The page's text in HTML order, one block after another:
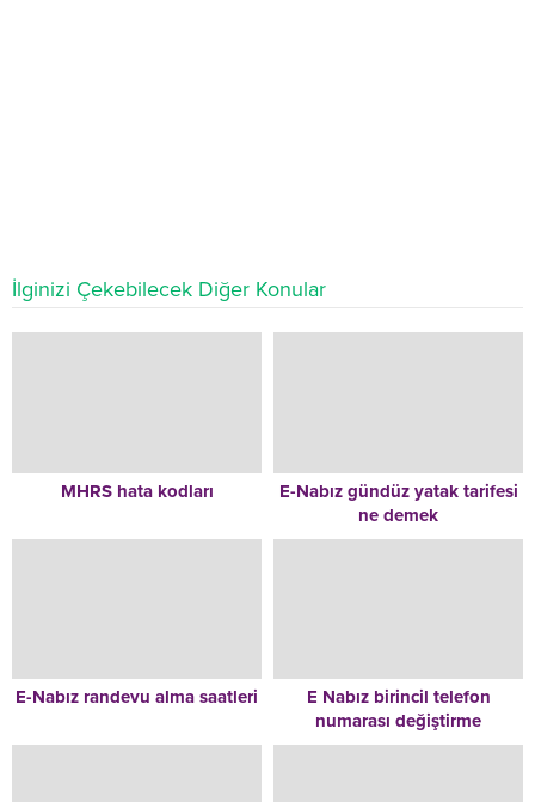
İlginizi Çekebilecek Diğer Konular
MHRS hata kodları
E-Nabız gündüz yatak tarifesi
ne demek
E-Nabız randevu alma saatleri
E Nabız birincil telefon
numarası değiştirme